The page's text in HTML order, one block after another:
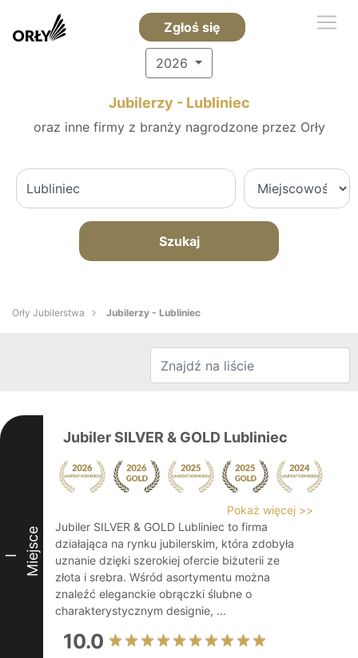
Zgłoś się
2026
Jubilerzy - Lubliniec
oraz inne firmy z branży nagrodzone przez Orły
Szukaj
Orły Jubilerstwa Jubilerzy - Lubliniec
I Miejsce
Jubiler SILVER & GOLD Lubliniec
Pokaż więcej >>
Jubiler SILVER & GOLD Lubliniec to firma
działająca na rynku jubilerskim, która zdobyła
uznanie dzięki szerokiej ofercie biżuterii ze
złota i srebra. Wśród asortymentu można
znaleźć eleganckie obrączki ślubne o
charakterystycznym designie, ...
10.0